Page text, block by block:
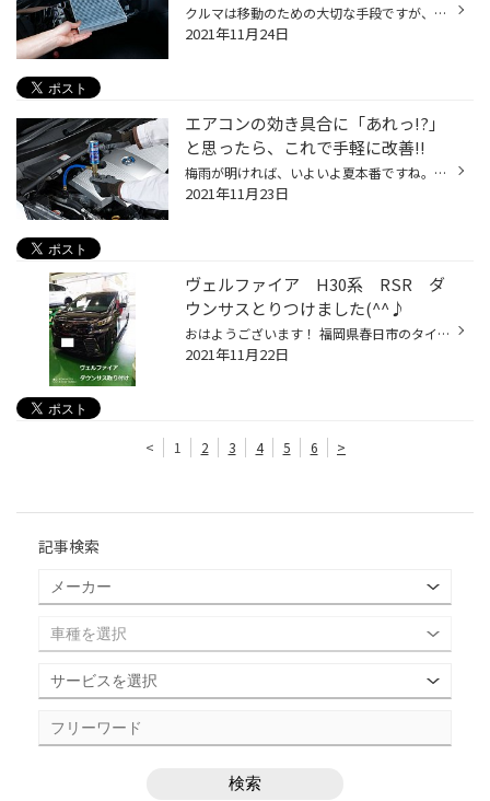
クルマは移動のための大切な手段ですが、車内は言わばご自宅の「部屋」のようなもの。ある程度の時間、その空間のなかに身を置くわけですから、より快適に過ごすことができるように心がけたいですよね。 そこで気になるのが、車内のコンディション。ニオイはもちろんのこと、エアコンシステムを介し...
2021年11月24日
エアコンの効き具合に「あれっ!?」
と思ったら、これで手軽に改善!!
梅雨が明ければ、いよいよ夏本番ですね。最近は、長く外にいることがはばかられるくらい気温が上昇することもしばしば。日本の夏は確実に暑く、そして長くなっています。お出かけの際はもちろんですが、室内にいらっしゃるときにもこまめな水分補給をお忘れなく。 さて、そんな季節におクルマで快適...
2021年11月23日
ヴェルファイア H30系 RSR ダ
ウンサスとりつけました(^^♪
おはようございます！ 福岡県春日市のタイヤショップ、、 タイヤ館春日のよしむら＠てんちょですっ('◇')ゞ ではっ！ 本日の作業のご紹介です。 【車種】 トヨタ：ヴェルファイア 【作業内容】 ダウンサス取り付け ダウンサスでは鉄板ですよね(^_-)-☆ RSRさんちの通常モデルです。 RSR：ダウン っと...
2021年11月22日
< 1 2 3 4 5 6 >
記事検索